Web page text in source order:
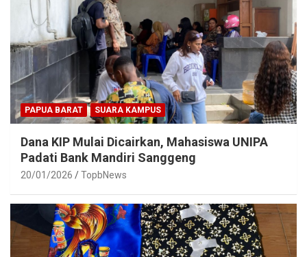
PAPUA BARAT SUARA KAMPUS
Dana KIP Mulai Dicairkan, Mahasiswa UNIPA
Padati Bank Mandiri Sanggeng
20/01/2026 TopbNews